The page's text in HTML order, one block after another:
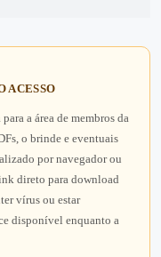
ACESSO
a área de membros da
o brinde e eventuais
por navegador ou
direto para download
vírus ou estar
disponível enquanto a